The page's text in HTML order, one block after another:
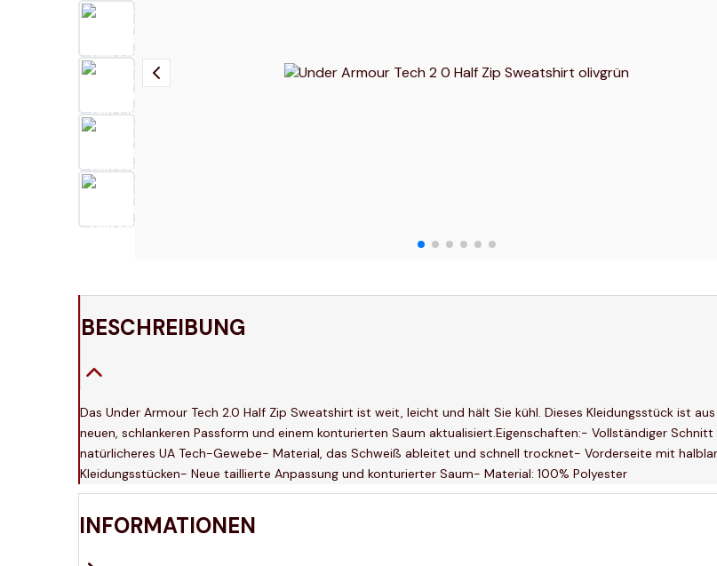
BESCHREIBUNG
Das Under Armour Tech 2.0 Half Zip Sweatshirt ist weit, leicht und hält Sie kühl. Dieses Kleidungsstück ist
neuen, schlankeren Passform und einem konturierten Saum aktualisiert.Eigenschaften:- Vollständiger
natürlicheres UA Tech-Gewebe- Material, das Schweiß ableitet und schnell trocknet- Vorderseite mit
Kleidungsstücken- Neue taillierte Anpassung und konturierter Saum- Material: 100% Polyester
INFORMATIONEN